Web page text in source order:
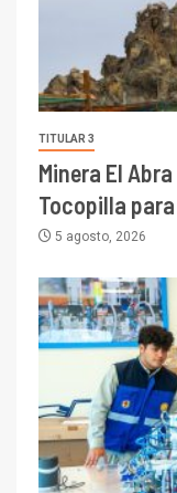
TITULAR 3
Minera El
Tocopilla
5 agosto, 2026